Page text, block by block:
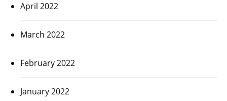
April 2022
March 2022
February 2022
January 2022